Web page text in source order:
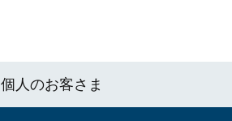
個人のお客さま